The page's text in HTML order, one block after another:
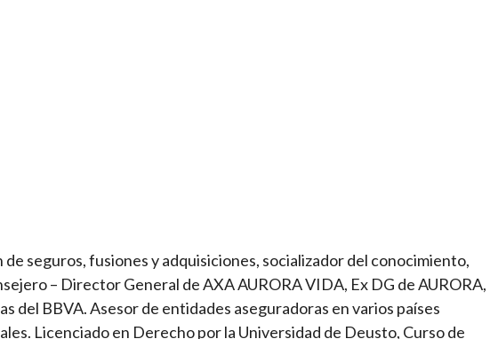
seguros, fusiones y adquisiciones, socializador del conocimiento,
– Director General de AXA AURORA VIDA, Ex DG de AURORA,
del BBVA. Asesor de entidades aseguradoras en varios países
Licenciado en Derecho por la Universidad de Deusto, Curso de